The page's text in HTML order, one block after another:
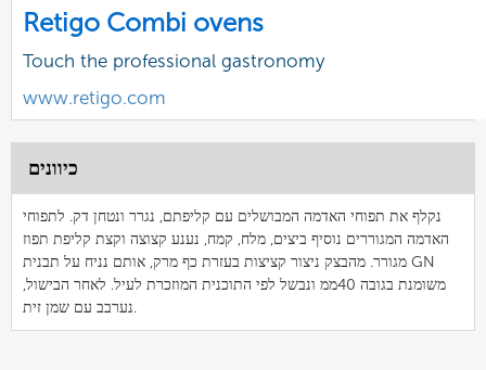
Retigo Combi ovens
Touch the professional gastronomy
www.retigo.com
כיוונים
נקלף את תפוחי האדמה המבושלים עם קליפתם, נגרר ונטחן דק. לתפוחי
האדמה המגוררים נוסיף ביצים, מלח, קמח, נענע קצוצה וקצת קליפת תפוז
מגורר. מהבצק ניצור קציצות בעזרת כף מרק, אותם נניח על תבנית GN
משומנת בגובה 40ממ ונבשל לפי התוכנית המוזכרת לעיל. לאחר הבישול,
נערבב עם שמן זית.